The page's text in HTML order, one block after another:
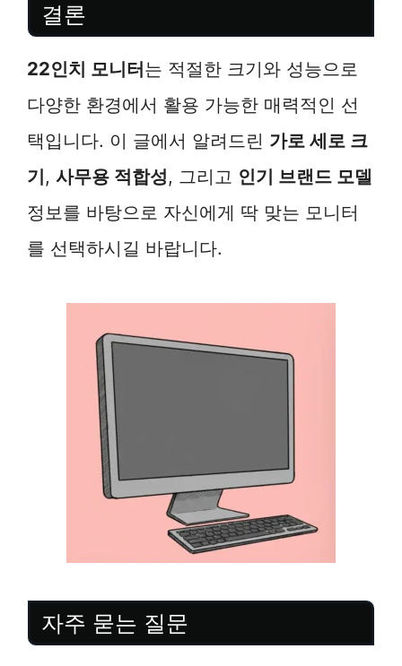
결론
22인치 모니터는 적절한 크기와 성능으로
다양한 환경에서 활용 가능한 매력적인 선
택입니다. 이 글에서 알려드린 가로 세로 크
기, 사무용 적합성, 그리고 인기 브랜드 모델
정보를 바탕으로 자신에게 딱 맞는 모니터
를 선택하시길 바랍니다.
자주 묻는 질문